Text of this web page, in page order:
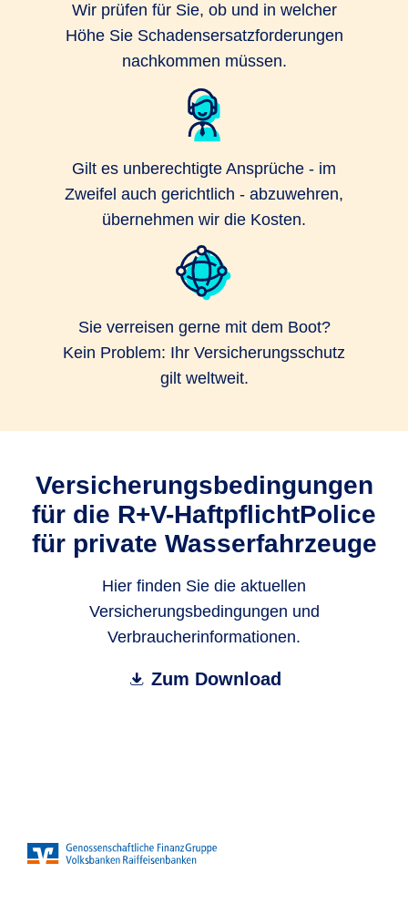
Wir prüfen für Sie, ob und in welcher
Höhe Sie Schadensersatzforderungen
nachkommen müssen.
Gilt es unberechtigte Ansprüche - im
Zweifel auch gerichtlich - abzuwehren,
übernehmen wir die Kosten.
Sie verreisen gerne mit dem Boot?
Kein Problem: Ihr Versicherungsschutz
gilt weltweit.
Versicherungsbedingungen
für die R+V-HaftpflichtPolice
für private Wasserfahrzeuge
Hier finden Sie die aktuellen
Versicherungsbedingungen und
Verbraucherinformationen.
Zum Download